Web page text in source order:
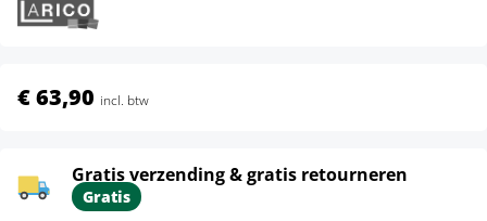
€ 63,90 incl. btw
Gratis verzending & gratis retourneren
Gratis